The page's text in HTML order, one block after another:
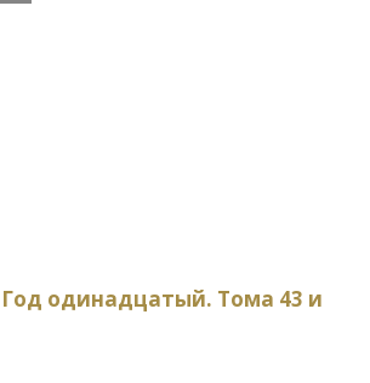
одинадцатый. Тома 43 и